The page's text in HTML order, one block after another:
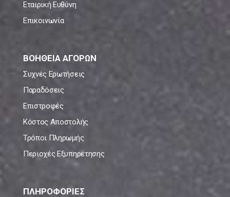
Εταιρική Ευθύνη
Επικοινωνία
ΒΟΗΘΕΙΑ ΑΓΟΡΩΝ
Συχνές Ερωτήσεις
Παραδόσεις
Επιστροφές
Κόστος Αποστολής
Τρόποι Πληρωμής
Περιοχές Εξυπηρέτησης
ΠΛΗΡΟΦΟΡΙΕΣ